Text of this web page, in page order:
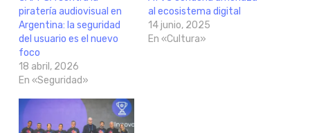
piratería audiovisual en
Argentina: la seguridad
del usuario es el nuevo
foco
18 abril, 2026
En «Seguridad»
al ecosistema digital
14 junio, 2025
En «Cultura»